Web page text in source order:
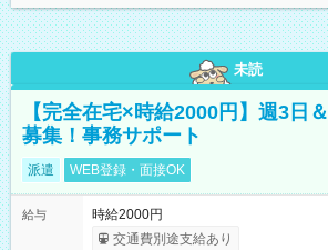
未読
【完全在宅×時給2000円】週3日
募集！事務サポート
派遣 WEB登録・面接OK
給与
時給2000円
交通費別途支給あり